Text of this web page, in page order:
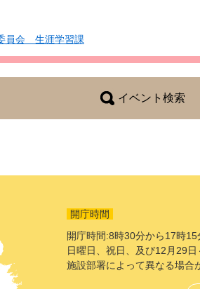
員会 生涯学習課
イベント検索
開庁時間
開庁時間:8時30分から17時15
日曜日、祝日、及び12月29日
施設部署によって異なる場合